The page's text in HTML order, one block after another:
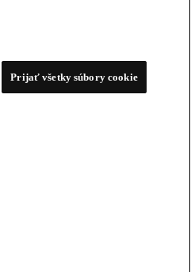
Prijať všetky súbory cookie